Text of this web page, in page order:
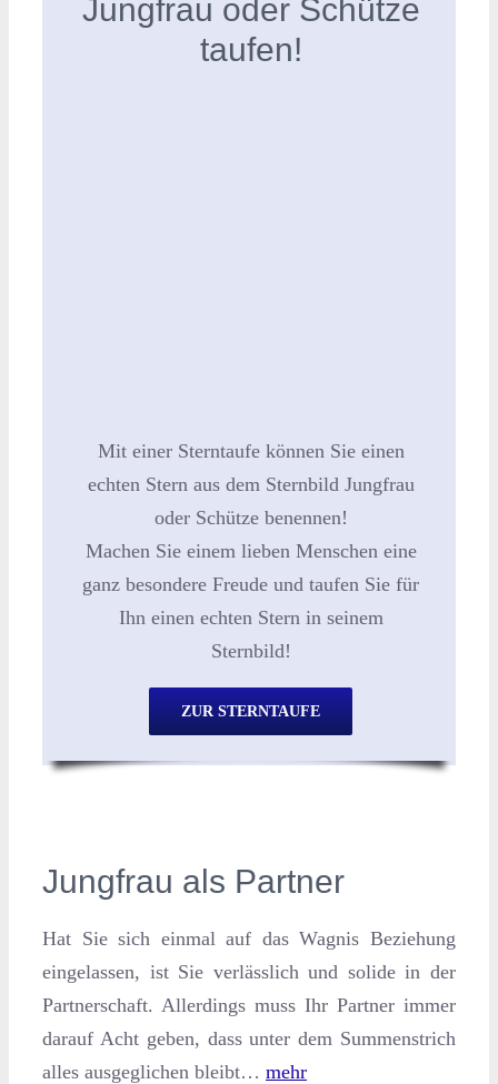
Jungfrau oder Schütze
taufen!
Mit einer Sterntaufe können Sie einen
echten Stern aus dem Sternbild Jungfrau
oder Schütze benennen!
Machen Sie einem lieben Menschen eine
ganz besondere Freude und taufen Sie für
Ihn einen echten Stern in seinem
Sternbild!
ZUR STERNTAUFE
Jungfrau als Partner
Hat Sie sich einmal auf das Wagnis Beziehung
eingelassen, ist Sie verlässlich und solide in der
Partnerschaft. Allerdings muss Ihr Partner immer
darauf Acht geben, dass unter dem Summenstrich
alles ausgeglichen bleibt… mehr